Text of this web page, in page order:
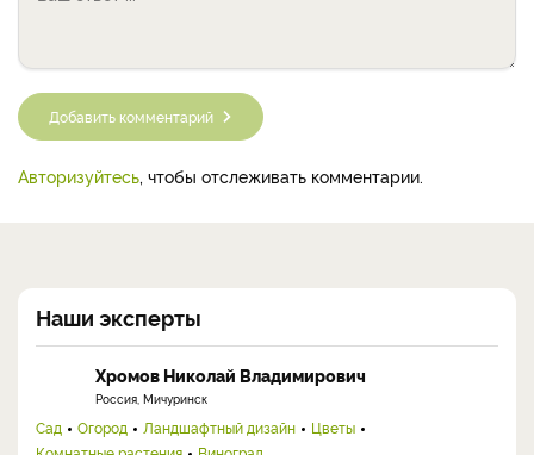
Добавить комментарий
Авторизуйтесь, чтобы отслеживать комментарии.
Наши эксперты
Хромов Николай Владимирович
Россия, Мичуринск
Сад Огород Ландшафтный дизайн
Цветы